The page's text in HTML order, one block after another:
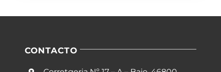
CONTACTO